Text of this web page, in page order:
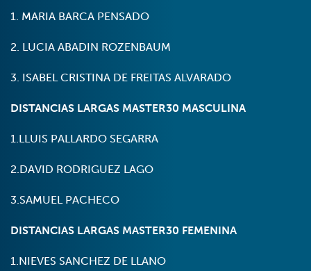
1. MARIA BARCA PENSADO
2. LUCIA ABADIN ROZENBAUM
3. ISABEL CRISTINA DE FREITAS ALVARADO
DISTANCIAS LARGAS MASTER30 MASCULINA
1.LLUIS PALLARDO SEGARRA
2.DAVID RODRIGUEZ LAGO
3.SAMUEL PACHECO
DISTANCIAS LARGAS MASTER30 FEMENINA
1.NIEVES SANCHEZ DE LLANO